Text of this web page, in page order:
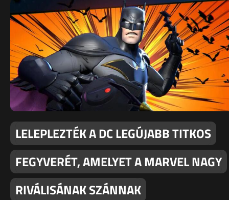
LELEPLEZTÉK A DC LEGÚJABB TITKOS
FEGYVERÉT, AMELYET A MARVEL NAGY
RIVÁLISÁNAK SZÁNNAK